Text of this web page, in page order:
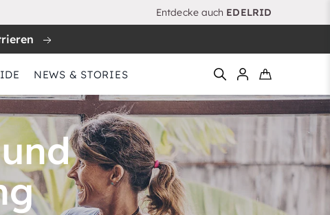
Entdecke auch EDELRID
NEWS & STORIES